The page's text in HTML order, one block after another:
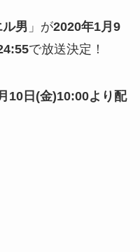
男 」が2020年1月9
で放送決定！
10日(金)10:00より配